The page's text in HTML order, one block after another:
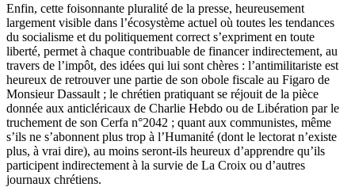
Enfin, cette foisonnante pluralité de la presse, heureusement
largement visible dans l’écosystème actuel où toutes les tendances
du socialisme et du politiquement correct s’expriment en toute
liberté, permet à chaque contribuable de financer indirectement, au
travers de l’impôt, des idées qui lui sont chères : l’antimilitariste est
heureux de retrouver une partie de son obole fiscale au Figaro de
Monsieur Dassault ; le chrétien pratiquant se réjouit de la pièce
donnée aux anticléricaux de Charlie Hebdo ou de Libération par le
truchement de son Cerfa n°2042 ; quant aux communistes, même
s’ils ne s’abonnent plus trop à l’Humanité (dont le lectorat n’existe
plus, à vrai dire), au moins seront-ils heureux d’apprendre qu’ils
participent indirectement à la survie de La Croix ou d’autres
journaux chrétiens.